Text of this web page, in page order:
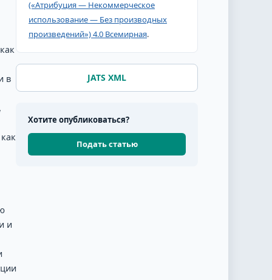
в
и
(«Атрибуция — Некоммерческое
использование — Без производных
произведений») 4.0 Всемирная.
JATS XML
Хотите опубликоваться?
Подать статью